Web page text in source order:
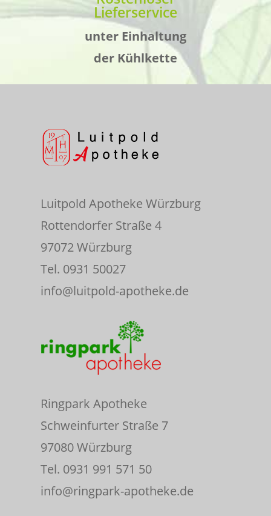
Lieferservice
unter Einhaltung
der Kühlkette
Luitpold Apotheke Würzburg
Rottendorfer Straße 4
97072 Würzburg
Tel. 0931 50027
info@luitpold-apotheke.de
Ringpark Apotheke
Schweinfurter Straße 7
97080 Würzburg
Tel. 0931 991 571 50
info@ringpark-apotheke.de